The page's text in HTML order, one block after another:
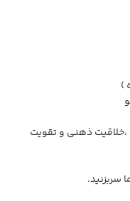
)
ذهنی و تقویت
سربزنید.